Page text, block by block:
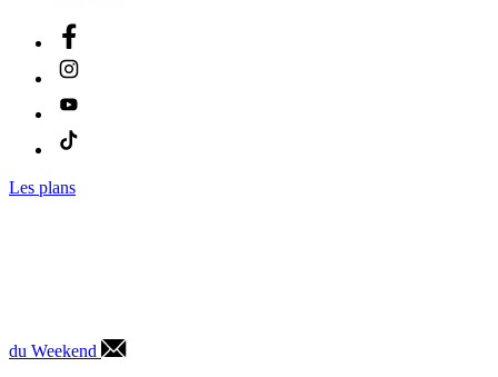
Les plans
du Weekend